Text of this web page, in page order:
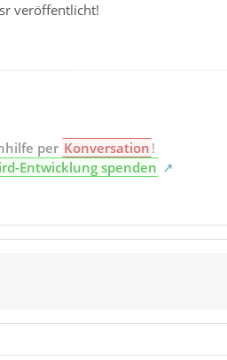
veröffentlicht!
per Konversation !
Entwicklung spenden